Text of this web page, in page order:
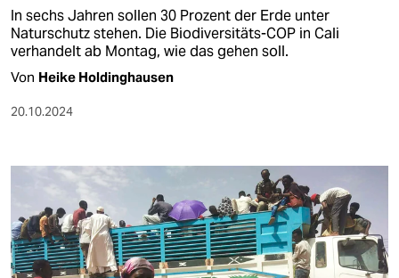
In sechs Jahren sollen 30 Prozent der Erde unter
Naturschutz stehen. Die Biodiversitäts-COP in Cali
verhandelt ab Montag, wie das gehen soll.
Von Heike Holdinghausen
20.10.2024